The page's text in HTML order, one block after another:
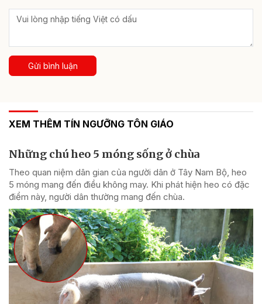
Gửi bình luận
XEM THÊM TÍN NGƯỠNG TÔN GIÁO
Những chú heo 5 móng sống ở chùa
Theo quan niệm dân gian của người dân ở Tây Nam Bộ, heo
5 móng mang đến điều không may. Khi phát hiện heo có đặc
điểm này, người dân thường mang đến chùa.